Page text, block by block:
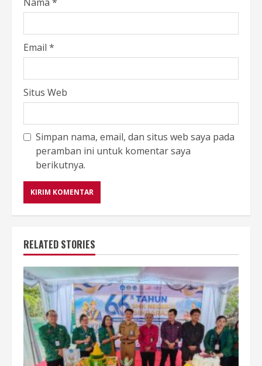
Email *
Situs Web
Simpan nama, email, dan situs web saya pada
peramban ini untuk komentar saya
berikutnya.
RELATED STORIES